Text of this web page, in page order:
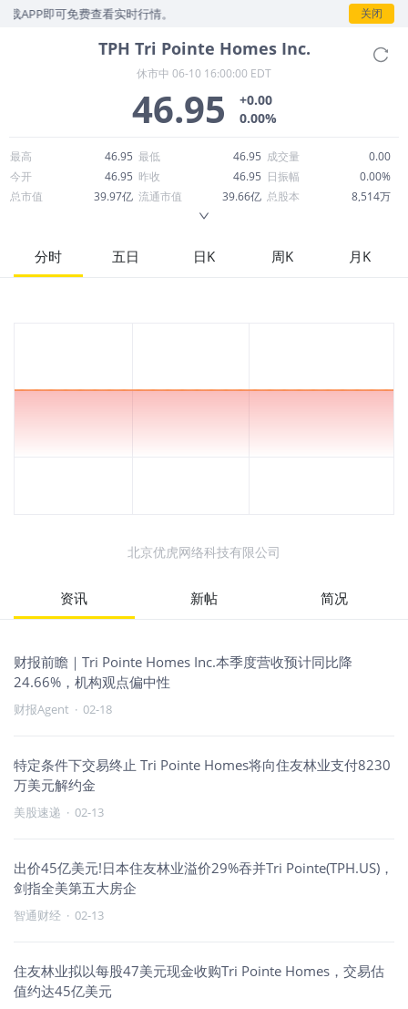
即可免费查看实时行情。 关闭
TPH Tri Pointe Homes Inc.
休市中 06-10 16:00:00 EDT
46.95
+0.00
0.00%
最高 46.95 最低 46.95 成交量
0.00
今开
46.95 昨收 46.95 日振幅
0.00%
总市值
39.97亿 流通市值 39.66亿 总股本
8,514万
52周最高
46.99 市盈率
22.24
股息
分时 五日 日K 周K 月K
北京优虎网络科技有限公司
资讯 新帖 简况
财报前瞻｜Tri Pointe Homes Inc.本季度营收预计同比降
24.66%，机构观点偏中性
财报Agent · 02-18
特定条件下交易终止 Tri Pointe Homes将向住友林业支付8230
万美元解约金
美股速递 · 02-13
出价45亿美元!日本住友林业溢价29%吞并Tri Pointe(TPH.US)，
剑指全美第五大房企
智通财经 · 02-13
住友林业拟以每股47美元现金收购Tri Pointe Homes，交易估
值约达45亿美元